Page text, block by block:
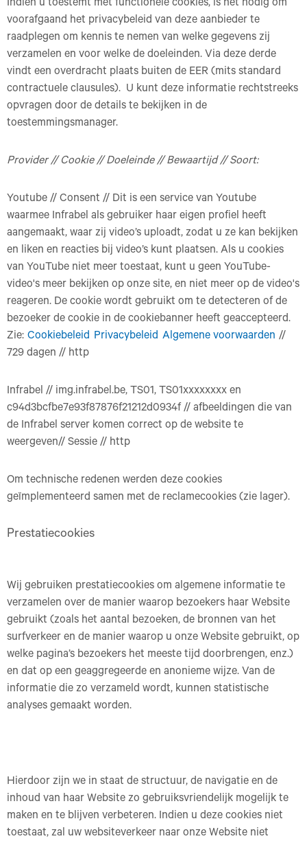
Indien u toestemt met functionele cookies, is het nodig om
voorafgaand het privacybeleid van deze aanbieder te
raadplegen om kennis te nemen van welke gegevens zij
verzamelen en voor welke de doeleinden. Via deze derde
vindt een overdracht plaats buiten de EER (mits standard
contractuele clausules). U kunt deze informatie rechtstreeks
opvragen door de details te bekijken in de
toestemmingsmanager.
Provider // Cookie // Doeleinde // Bewaartijd // Soort:
Youtube // Consent // Dit is een service van Youtube
waarmee Infrabel als gebruiker haar eigen profiel heeft
aangemaakt, waar zij video’s uploadt, zodat u ze kan bekijken
en liken en reacties bij video’s kunt plaatsen. Als u cookies
van YouTube niet meer toestaat, kunt u geen YouTube-
video's meer bekijken op onze site, en niet meer op de video's
reageren. De cookie wordt gebruikt om te detecteren of de
bezoeker de cookie in de cookiebanner heeft geaccepteerd.
Zie: Cookiebeleid Privacybeleid Algemene voorwaarden //
729 dagen // http
Infrabel // img.infrabel.be, TS01, TS01xxxxxxxx en
c94d3bcfbe7e93f87876f21212d0934f // afbeeldingen die van
de Infrabel server komen correct op de website te
weergeven// Sessie // http
Om technische redenen werden deze cookies
geïmplementeerd samen met de reclamecookies (zie lager).
Prestatiecookies
Wij gebruiken prestatiecookies om algemene informatie te
verzamelen over de manier waarop bezoekers haar Website
gebruikt (zoals het aantal bezoeken, de bronnen van het
surfverkeer en de manier waarop u onze Website gebruikt, op
welke pagina’s bezoekers het meeste tijd doorbrengen, enz.)
en dat op een geaggregeerde en anonieme wijze. Van de
informatie die zo verzameld wordt, kunnen statistische
analyses gemaakt worden.
Hierdoor zijn we in staat de structuur, de navigatie en de
inhoud van haar Website zo gebruiksvriendelijk mogelijk te
maken en te blijven verbeteren. Indien u deze cookies niet
toestaat, zal uw websiteverkeer naar onze Website niet